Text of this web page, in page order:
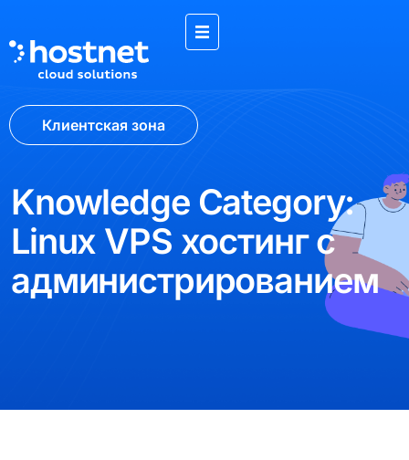
Клиентская зона
Knowledge Category:
Linux VPS хостинг с
администрированием